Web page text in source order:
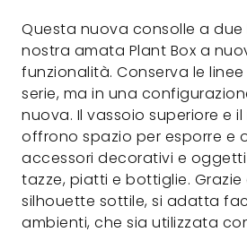
Questa nuova consolle a due
nostra amata Plant Box a
funzionalità. Conserva le
serie, ma in una
nuova. Il vassoio superiore e
offrono spazio per esporre e
accessori decorativi e
tazze, piatti e bottiglie. Grazie
silhouette sottile, si adatta
ambienti, che sia utilizzata